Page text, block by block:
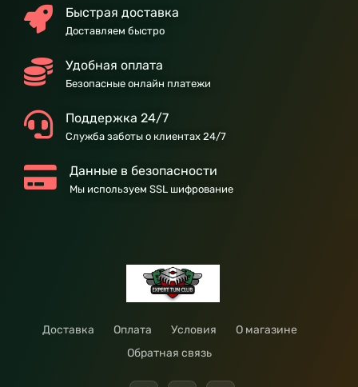
Быстрая доставка
Доставляем быстро
Удобная оплата
Безопасные онлайн платежи
Поддержка 24/7
Служба заботы о клиентах 24/7
Данные в безопасности
Мы используем SSL шифрование
Доставка Оплата Условия
О магазине
Обратная связь